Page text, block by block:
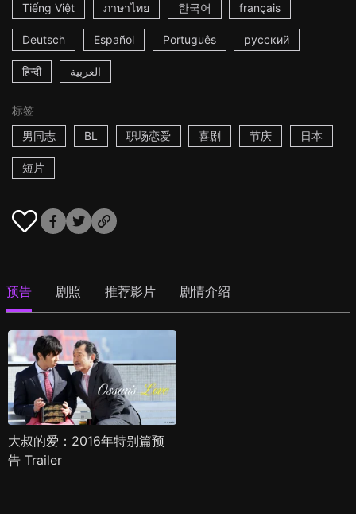
Tiếng Việt ภาษาไทย 한국어 français
Deutsch Español Português русский
हिन्दी العربية
标签
男同志
BL 职场恋爱 喜剧 节庆 日本
短片
预告 剧照 推荐影片 剧情介绍
大叔的爱：2016年特别篇预
告 Trailer